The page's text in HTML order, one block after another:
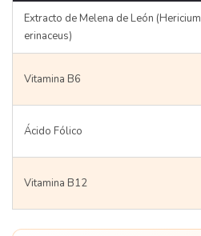
Extracto de Melena de León (Hericium
erinaceus)
Vitamina B6
Ácido Fólico
Vitamina B12